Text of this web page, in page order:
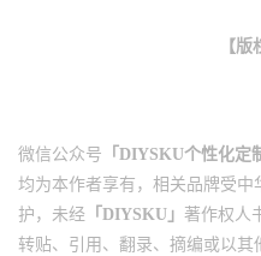
【版
微信公众号 「DIYSKU个性化定
均为本作者享有，相关品牌受
护，未经 「DIYSKU」 著作权人
转贴、引用、翻录、摘编或以